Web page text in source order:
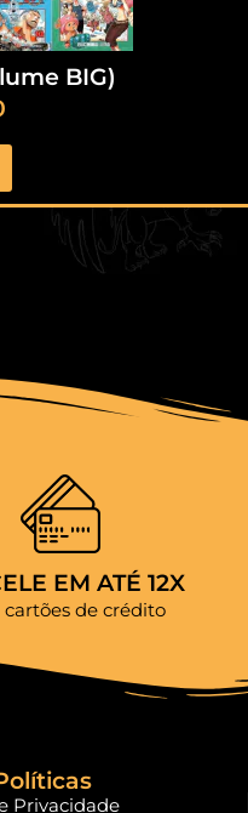
BIG)
EM ATÉ 12X
cartões de crédito
Privacidade